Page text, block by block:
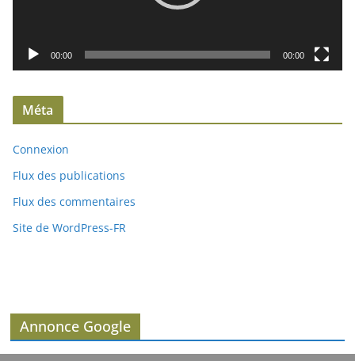
d
00:00 00:00
Méta
Connexion
Flux des publications
Flux des commentaires
Site de WordPress-FR
Annonce Google